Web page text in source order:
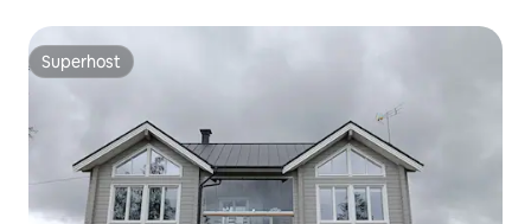
Superhost
Superhost